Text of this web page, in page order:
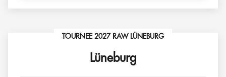
TOURNEE 2027 RAW LÜNEBURG
Lüneburg